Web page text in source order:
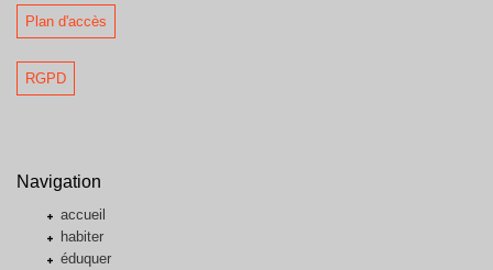
Plan d'accès
RGPD
Navigation
accueil
habiter
éduquer